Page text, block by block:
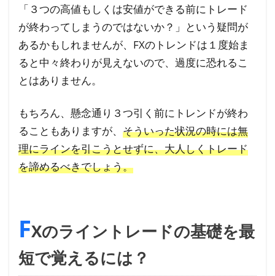
「３つの高値もしくは安値ができる前にトレード
が終わってしまうのではないか？」という疑問が
あるかもしれませんが、FXのトレンドは１度始ま
ると中々終わりが見えないので、過度に恐れるこ
とはありません。
もちろん、懸念通り３つ引く前にトレンドが終わ
ることもありますが、 そういった状況の時には無
理にラインを引こうとせずに、大人しくトレード
を諦めるべきでしょう。
FXのライントレードの基礎を最
短で覚えるには？